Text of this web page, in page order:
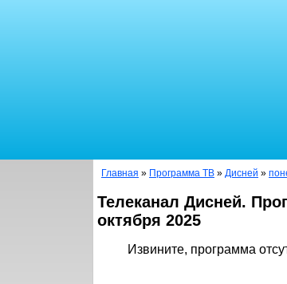
Главная » Программа ТВ » Дисней »
Телеканал Дисней.
октября 2025
Извините, программа